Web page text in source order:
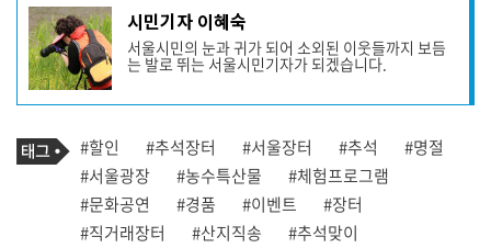
기
사
작
성
자
프
필
시민기자 이혜숙
서울시민의 눈과 귀가 되어 소외된 이웃들까지 보듬
는 발로 뛰는 서울시민기자가 되겠습니다.
기
사
관
련
태
그
태
그
#할인 #추석장터 #서울장터 #추석
#명절
#서울광장
#농수특산물
#체험프로그램
#문화공연
#경품 #이벤트
#장터
#직거래장터
#산지직송
#추석맞이